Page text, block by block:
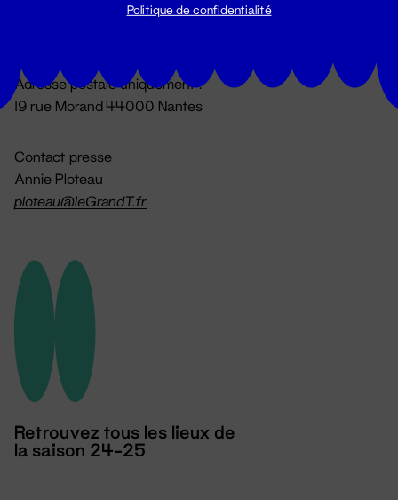
Du lundi au vendredi 14h → 18h
Adresse postale uniquement :
19 rue Morand 44000 Nantes
Contact presse
Annie Ploteau
ploteau@leGrandT.fr
Retrouvez tous les lieux de
la saison 24-25
Politique de confidentialité